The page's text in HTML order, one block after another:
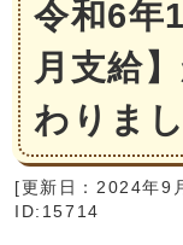
令和6年
月支給
わりまし
[更新日： 2024年9
ID:15714